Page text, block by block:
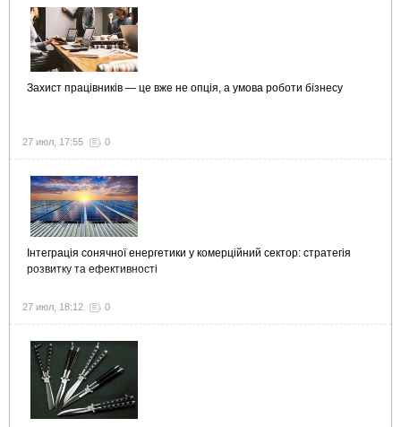
Захист працівників — це вже не опція, а умова роботи бізнесу
27 июл, 17:55 0
Інтеграція сонячної енергетики у комерційний сектор: стратегія
розвитку та ефективності
27 июл, 18:12 0